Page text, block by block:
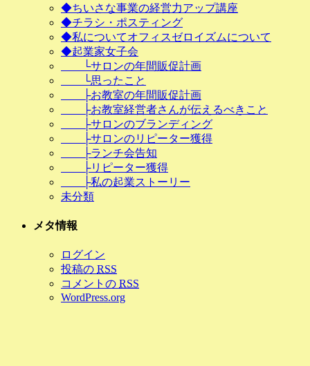
◆ちいさな事業の経営力アップ講座
◆チラシ・ポスティング
◆私についてオフィスゼロイズムについて
◆起業家女子会
└サロンの年間販促計画
└思ったこと
├お教室の年間販促計画
├お教室経営者さんが伝えるべきこと
├サロンのブランディング
├サロンのリピーター獲得
├ランチ会告知
├リピーター獲得
├私の起業ストーリー
未分類
メタ情報
ログイン
投稿の RSS
コメントの RSS
WordPress.org